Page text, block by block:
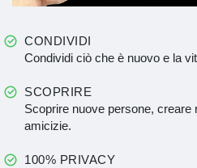
CONDIVIDI
Condividi ciò che è nuovo e la
SCOPRIRE
Scoprire nuove persone,
amicizie.
100% PRIVACY